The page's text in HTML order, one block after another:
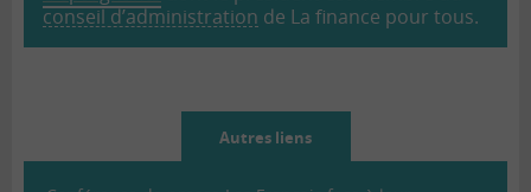
conseil d’administration de La finance pour tous.
Autres liens